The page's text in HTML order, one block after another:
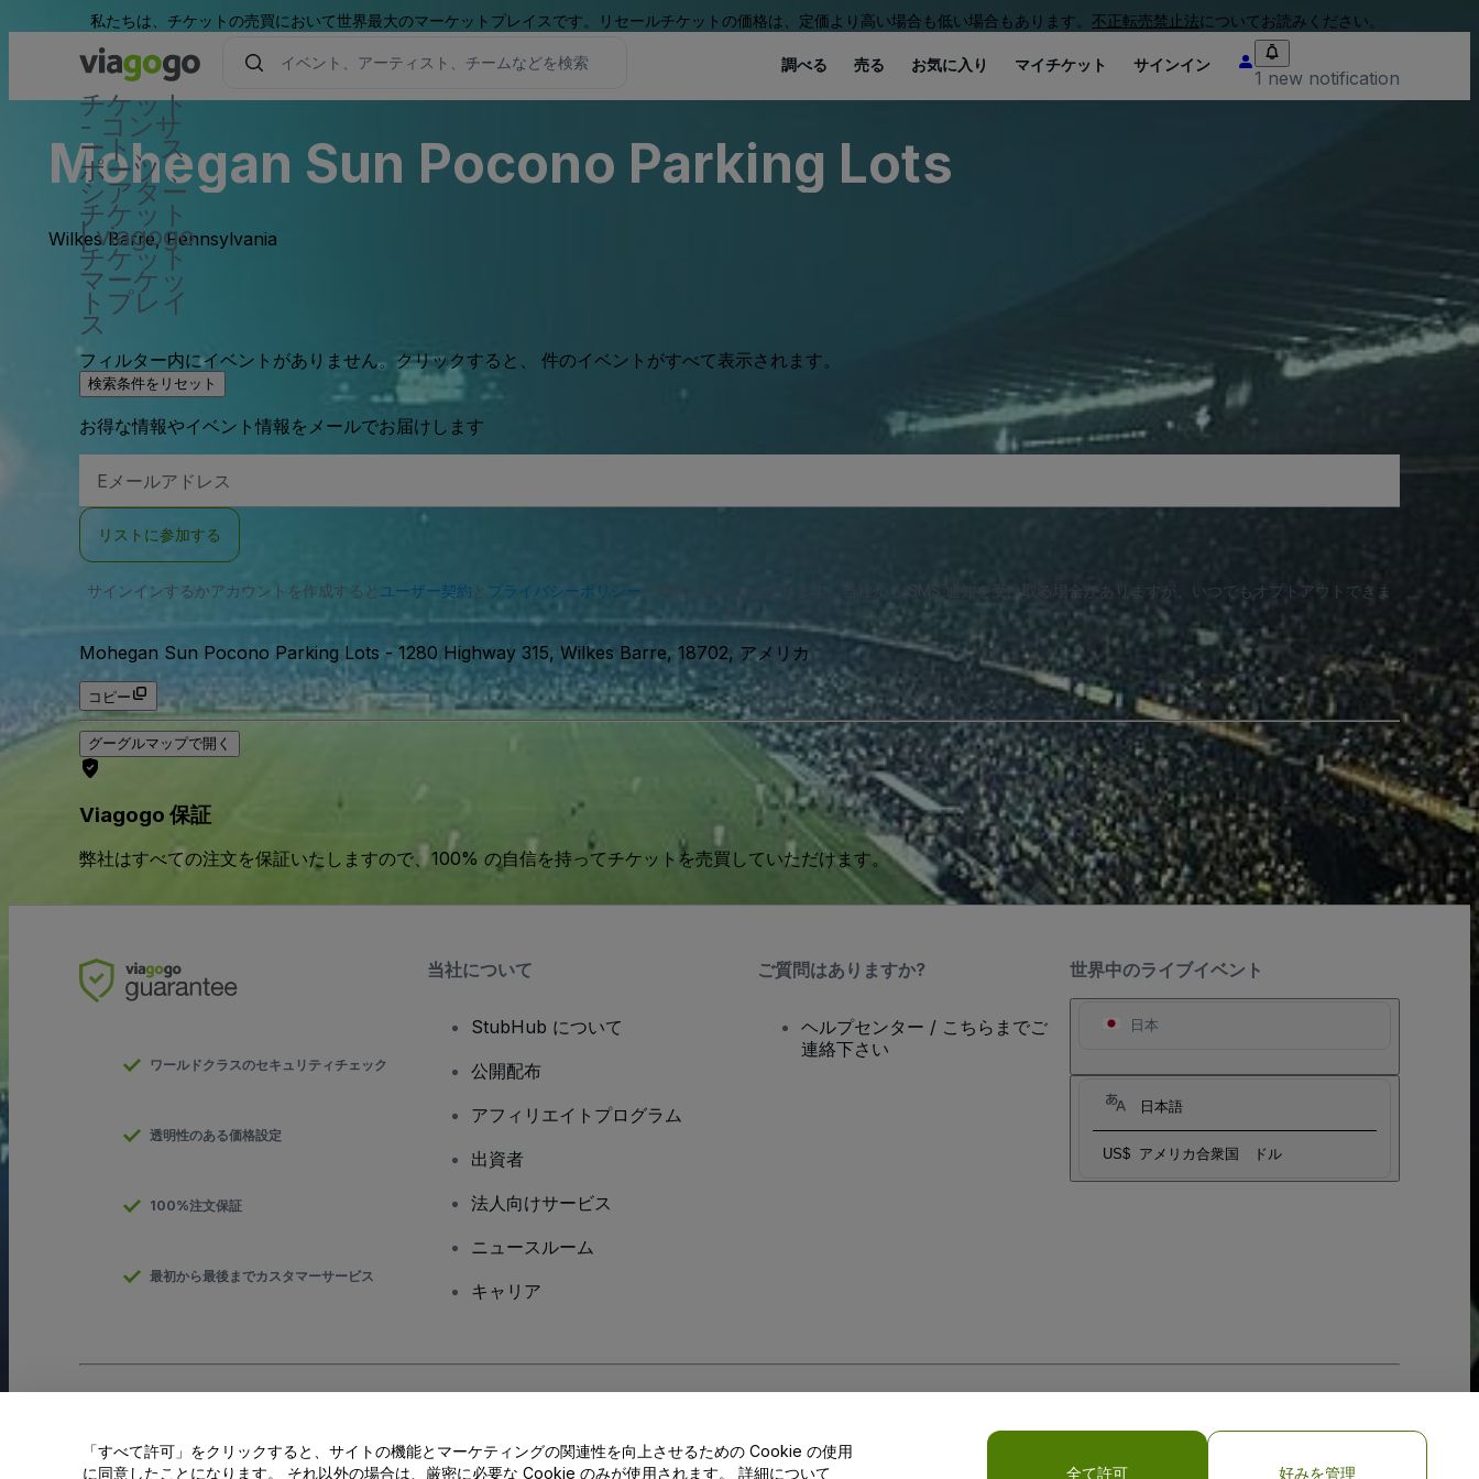
私たちは、チケットの売買において世界最大のマーケットプレイスです。リセールチケットの価格は、定価より高い場合も低い場合もあります。 不正転売禁止法についてお読みください。
チケット
- コンサ
ート、ス
ポーツ 、
シアター
チケット
| viagogo
チケット
マーケッ
トプレイ
ス
調べる 売る お気に入り マイチケット サインイン
1 new notification
Mohegan Sun Pocono Parking Lots
Wilkes Barre, Pennsylvania
フィルター内にイベントがありません。クリックすると、 件のイベントがすべて表示されます。
検索条件をリセット
お得な情報やイベント情報をメールでお届けします
メ
ア
ス
リストに参加する
サインインするかアカウントを作成すると ユーザー契約 と プライバシーポリシー に同意したものとなります。当社から SMS 通知を受け取る場合がありますが、いつでもオプトアウトできま
Mohegan Sun Pocono Parking Lots - 1280 Highway 315, Wilkes Barre, 18702, アメリカ
コピー
グーグルマップで開く
Viagogo 保証
弊社はすべての注文を保証いたしますので、100% の自信を持ってチケットを売買していただけます。
世界中のライブイベント
日本
日本語
US$ アメリカ合衆国 ドル
ワールドクラスのセキュリティチェック
透明性のある価格設定
100%注文保証
最初から最後までカスタマーサービス
当社について
StubHub について
公開配布
アフィリエイトプログラム
出資者
法人向けサービス
ニュースルーム
キャリア
ご質問はありますか?
ヘルプセンター / こちらまでご
連絡下さい
私の個人情報を共有しない/あなたのプライバシーの選択
「すべて許可」をクリックすると、サイトの機能とマーケティングの関連性を向上させるための Cookie の使用
に同意したことになります。 それ以外の場合は、厳密に必要な Cookie のみが使用されます。 詳細について
全て許可 好みを管理